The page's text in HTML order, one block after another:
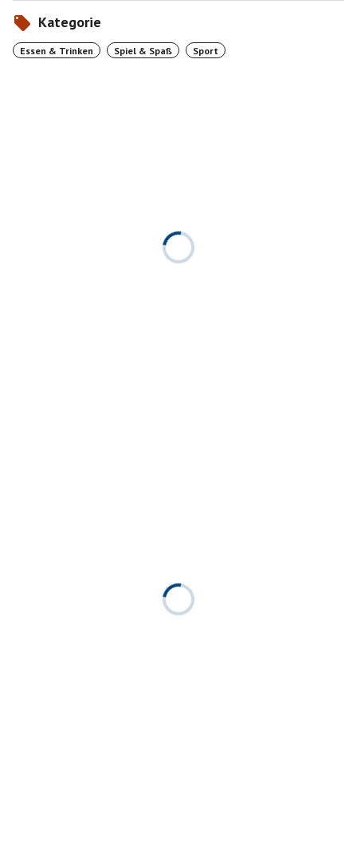
Kategorie
Essen & Trinken Spiel & Spaß Sport